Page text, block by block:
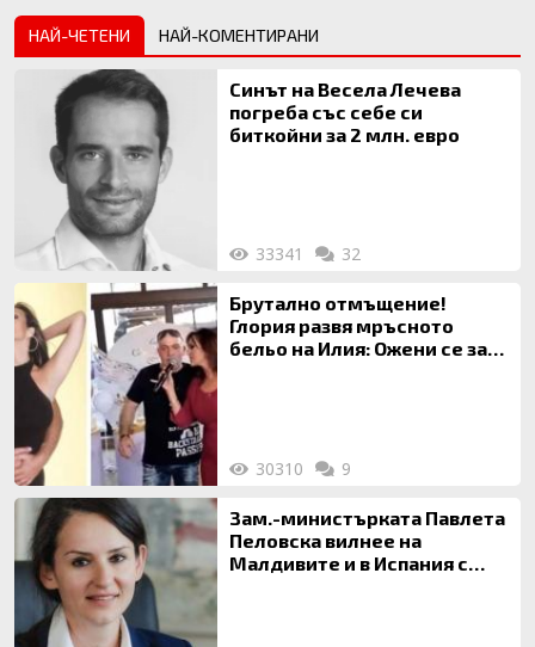
НАЙ-ЧЕТЕНИ НАЙ-КОМЕНТИРАНИ
Синът на Весела Лечева
погреба със себе си
биткойни за 2 млн. евро
33341 32
Брутално отмъщение!
Глория развя мръсното
бельо на Илия: Ожени се за
30310 9
Зам.-министърката Павлета
Пеловска вилнее на
Малдивите и в Испания с